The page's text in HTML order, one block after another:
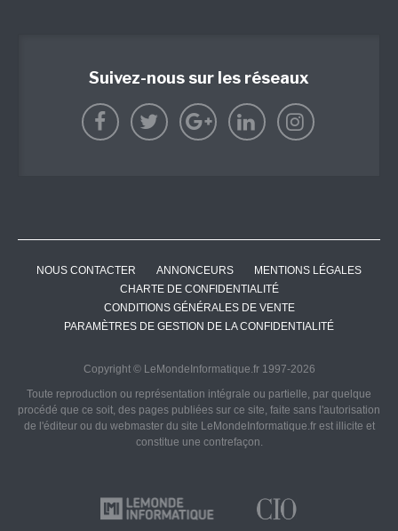
Suivez-nous sur les réseaux
NOUS CONTACTER ANNONCEURS
MENTIONS LÉGALES
CHARTE DE CONFIDENTIALITÉ
CONDITIONS GÉNÉRALES DE VENTE
PARAMÈTRES DE GESTION DE LA CONFIDENTIALITÉ
Copyright © LeMondeInformatique.fr 1997-2026
Toute reproduction ou représentation intégrale ou partielle, par quelque
procédé que ce soit, des pages publiées sur ce site, faite sans l'autorisation
de l'éditeur ou du webmaster du site LeMondeInformatique.fr est illicite et
constitue une contrefaçon.